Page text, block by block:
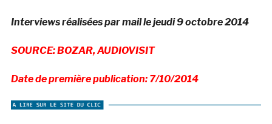
Interviews réalisées par mail le jeudi 9 octobre 2014
SOURCE: BOZAR, AUDIOVISIT
Date de première publication: 7/10/2014